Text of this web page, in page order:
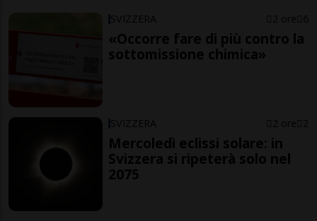
SVIZZERA 2 ore 6
«Occorre fare di più contro la
sottomissione chimica»
SVIZZERA 2 ore 2
Mercoledì eclissi solare: in
Svizzera si ripeterà solo nel
2075